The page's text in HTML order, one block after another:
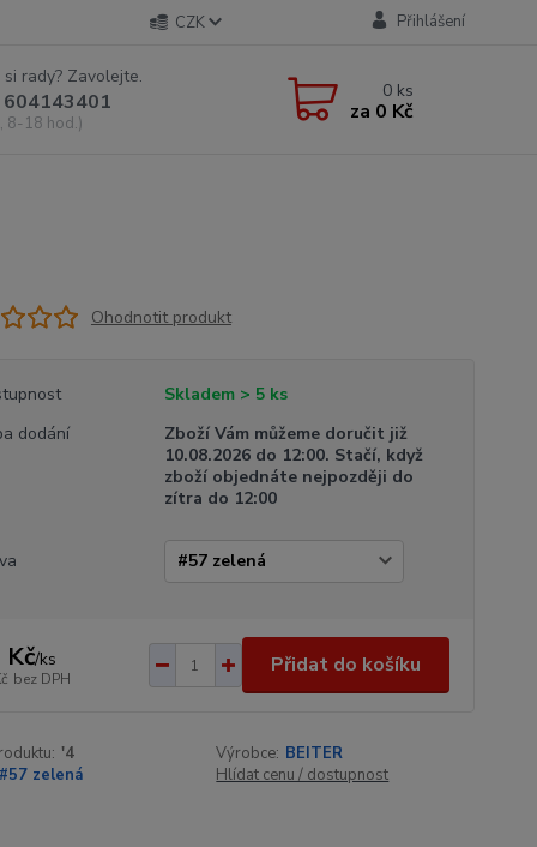
CZK Přihlášení
rady? Zavolejte.
8-18 hod.)
0 ks
za 0 Kč
Ohodnotit produkt
Skladem > 5 ks
dodání
Zboží Vám můžeme doručit již
10.08.2026 do 12:00. Stačí, když
zboží objednáte nejpozději do
zítra do 12:00
Kč/ks
bez DPH
Přidat do košíku
'4 Výrobce: BEITER
zelená
Hlídat cenu / dostupnost